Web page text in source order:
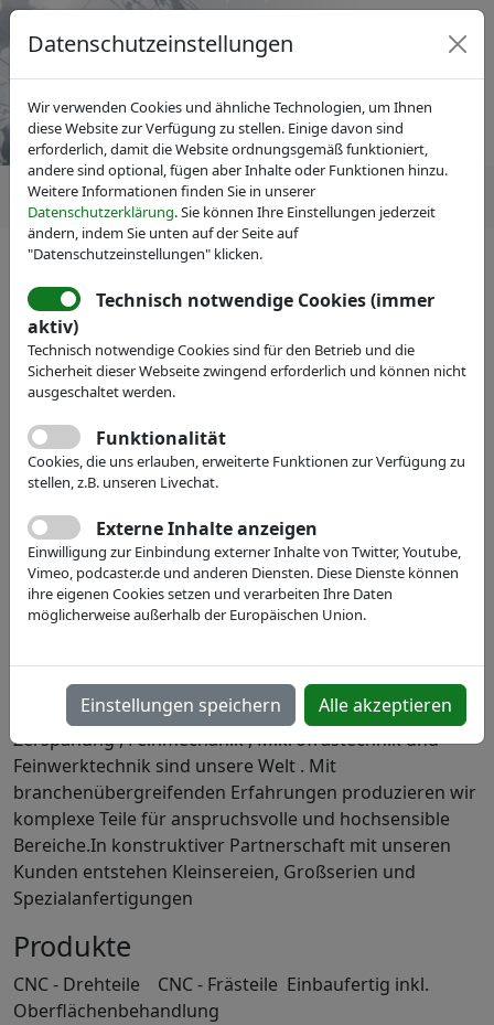
IVAM Fachverband für Mikrotechnik Mitglieder
HMF GmbH Heruth Mikro-
Fertigung
Webseite
Zerspanung , Feinmechanik , Mikrofrästechnik und
Feinwerktechnik sind unsere Welt . Mit
branchenübergreifenden Erfahrungen produzieren wir
komplexe Teile für anspruchsvolle und hochsensible
Bereiche.In konstruktiver Partnerschaft mit unseren
Kunden entstehen Kleinsereien, Großserien und
Spezialanfertigungen
Produkte
CNC - Drehteile CNC - Frästeile Einbaufertig inkl.
Oberflächenbehandlung
Datenschutzeinstellungen
Wir verwenden Cookies und ähnliche Technologien, um Ihnen
diese Website zur Verfügung zu stellen. Einige davon sind
erforderlich, damit die Website ordnungsgemäß funktioniert,
andere sind optional, fügen aber Inhalte oder Funktionen hinzu.
Weitere Informationen finden Sie in unserer
Datenschutzerklärung. Sie können Ihre Einstellungen jederzeit
ändern, indem Sie unten auf der Seite auf
"Datenschutzeinstellungen" klicken.
Technisch notwendige Cookies (immer
aktiv)
Technisch notwendige Cookies sind für den Betrieb und die
Sicherheit dieser Webseite zwingend erforderlich und können nicht
ausgeschaltet werden.
Funktionalität
Cookies, die uns erlauben, erweiterte Funktionen zur Verfügung zu
stellen, z.B. unseren Livechat.
Externe Inhalte anzeigen
Einwilligung zur Einbindung externer Inhalte von Twitter, Youtube,
Vimeo, podcaster.de und anderen Diensten. Diese Dienste können
ihre eigenen Cookies setzen und verarbeiten Ihre Daten
möglicherweise außerhalb der Europäischen Union.
Einstellungen speichern Alle akzeptieren